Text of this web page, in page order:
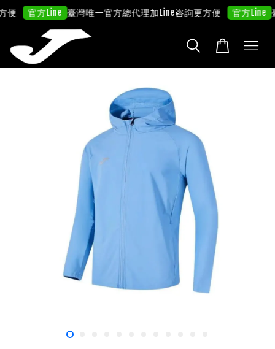
官方Line 臺灣唯一官方總代理加Line咨詢更方便 官方Line 臺